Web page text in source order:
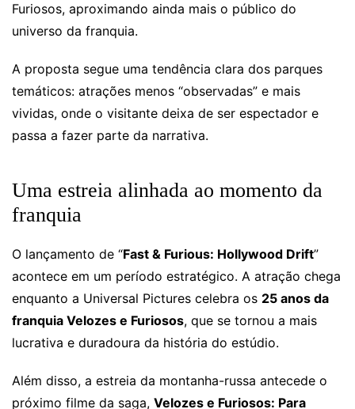
Furiosos, aproximando ainda mais o público do
universo da franquia.
A proposta segue uma tendência clara dos parques
temáticos: atrações menos “observadas” e mais
vividas, onde o visitante deixa de ser espectador e
passa a fazer parte da narrativa.
Uma estreia alinhada ao momento da
franquia
O lançamento de “Fast & Furious: Hollywood Drift”
acontece em um período estratégico. A atração chega
enquanto a Universal Pictures celebra os 25 anos da
franquia Velozes e Furiosos, que se tornou a mais
lucrativa e duradoura da história do estúdio.
Além disso, a estreia da montanha-russa antecede o
próximo filme da saga, Velozes e Furiosos: Para